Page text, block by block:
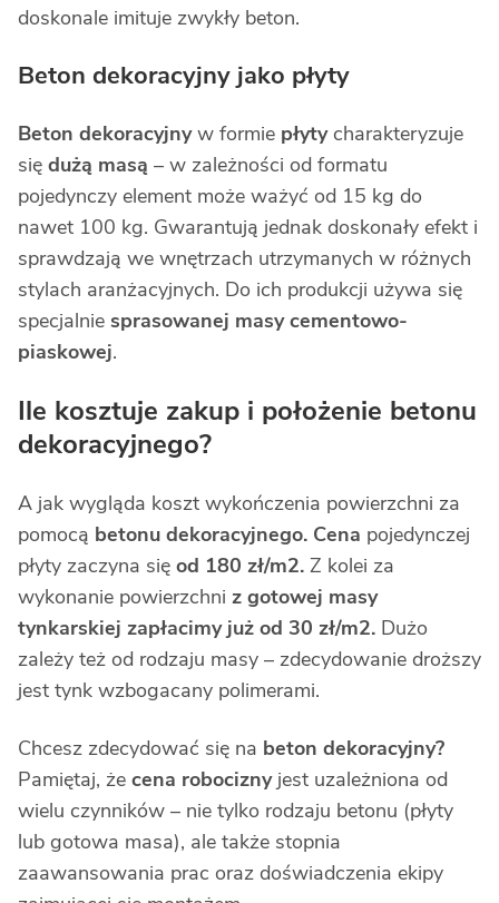
doskonale imituje zwykły beton.
Beton dekoracyjny jako płyty
Beton dekoracyjnyw formie płytycharakteryzuje
się dużą masą – w zależności od formatu
pojedynczy element może ważyć od 15 kg do
nawet 100 kg. Gwarantują jednak doskonały efekt i
sprawdzają we wnętrzach utrzymanych w różnych
stylach aranżacyjnych. Do ich produkcji używa się
specjalnie sprasowanej masy cementowo-
piaskowej.
Ile kosztuje zakup i położenie betonu
dekoracyjnego?
A jak wygląda koszt wykończenia powierzchni za
pomocą betonu dekoracyjnego. Cena pojedynczej
płyty zaczyna się od 180 zł/m2. Z kolei za
wykonanie powierzchni z gotowej masy
tynkarskiej zapłacimy już od 30 zł/m2. Dużo
zależy też od rodzaju masy – zdecydowanie droższy
jest tynk wzbogacany polimerami.
Chcesz zdecydować się na beton dekoracyjny?
Pamiętaj, że cena robociznyjest uzależniona od
wielu czynników – nie tylko rodzaju betonu (płyty
lub gotowa masa), ale także stopnia
zaawansowania prac oraz doświadczenia ekipy